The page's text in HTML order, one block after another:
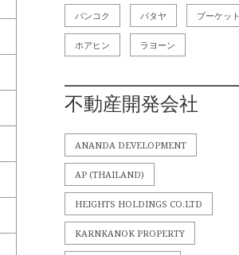
バンコク パタヤ プーケット
ホアヒン ラヨーン
不動産開発会社
ANANDA DEVELOPMENT
AP (THAILAND)
HEIGHTS HOLDINGS CO.LTD
KARNKANOK PROPERTY